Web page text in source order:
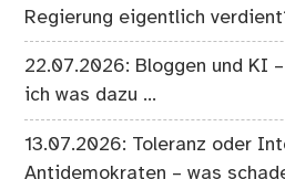
Regierung eigentlich
22.07.2026: Bloggen und KI
ich was dazu …
13.07.2026: Toleranz oder
Antidemokraten – was